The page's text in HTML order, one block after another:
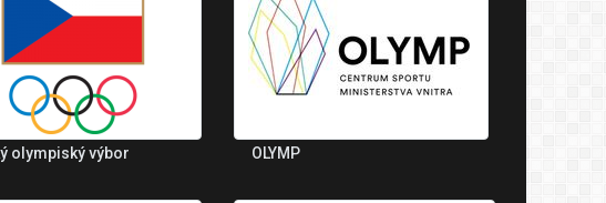
olympiský výbor OLYMP